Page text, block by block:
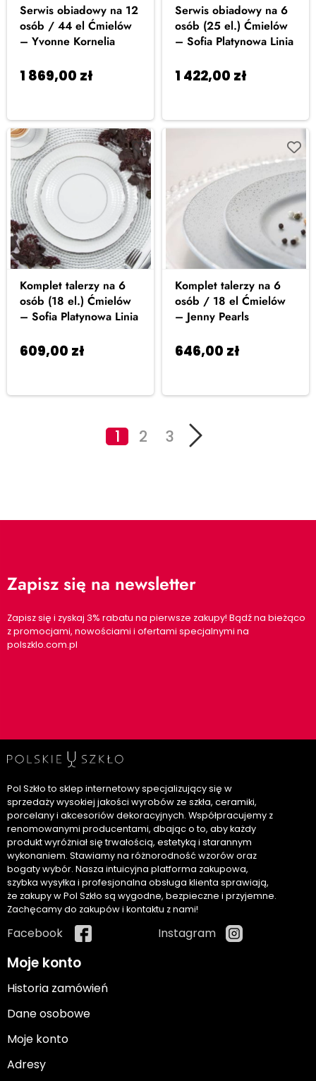
Serwis obiadowy na 12
osób / 44 el Ćmielów
– Yvonne Kornelia
1 869,00 zł
Serwis obiadowy na 6
osób (25 el.) Ćmielów
– Sofia Platynowa Linia
1 422,00 zł
Komplet talerzy na 6
osób (18 el.) Ćmielów
– Sofia Platynowa Linia
609,00 zł
Komplet talerzy na 6
osób / 18 el Ćmielów
– Jenny Pearls
646,00 zł
1 2 3
Zapisz się na newsletter
Zapisz się i zyskaj 3% rabatu na pierwsze zakupy! Bądź na bieżąco
z promocjami, nowościami i ofertami specjalnymi na
polszklo.com.pl
Pol Szkło to sklep internetowy specjalizujący się w
sprzedaży wysokiej jakości wyrobów ze szkła, ceramiki,
porcelany i akcesoriów dekoracyjnych. Współpracujemy z
renomowanymi producentami, dbając o to, aby każdy
produkt wyróżniał się trwałością, estetyką i starannym
wykonaniem. Stawiamy na różnorodność wzorów oraz
bogaty wybór. Nasza intuicyjna platforma zakupowa,
szybka wysyłka i profesjonalna obsługa klienta sprawiają,
że zakupy w Pol Szkło są wygodne, bezpieczne i przyjemne.
Zachęcamy do zakupów i kontaktu z nami!
Facebook Instagram
Moje konto
Historia zamówień
Dane osobowe
Moje konto
Adresy